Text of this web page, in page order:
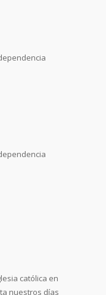
católica en
nuestros días